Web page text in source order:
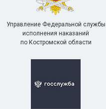
Управление Федеральной службы
исполнения наказаний
по Костромской области